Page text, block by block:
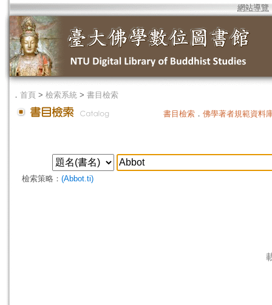
網站導覽
． 首頁 > 檢索系統 > 書目檢索
書目檢索 ． 佛學著者規範資料
檢索策略： (Abbot.ti)